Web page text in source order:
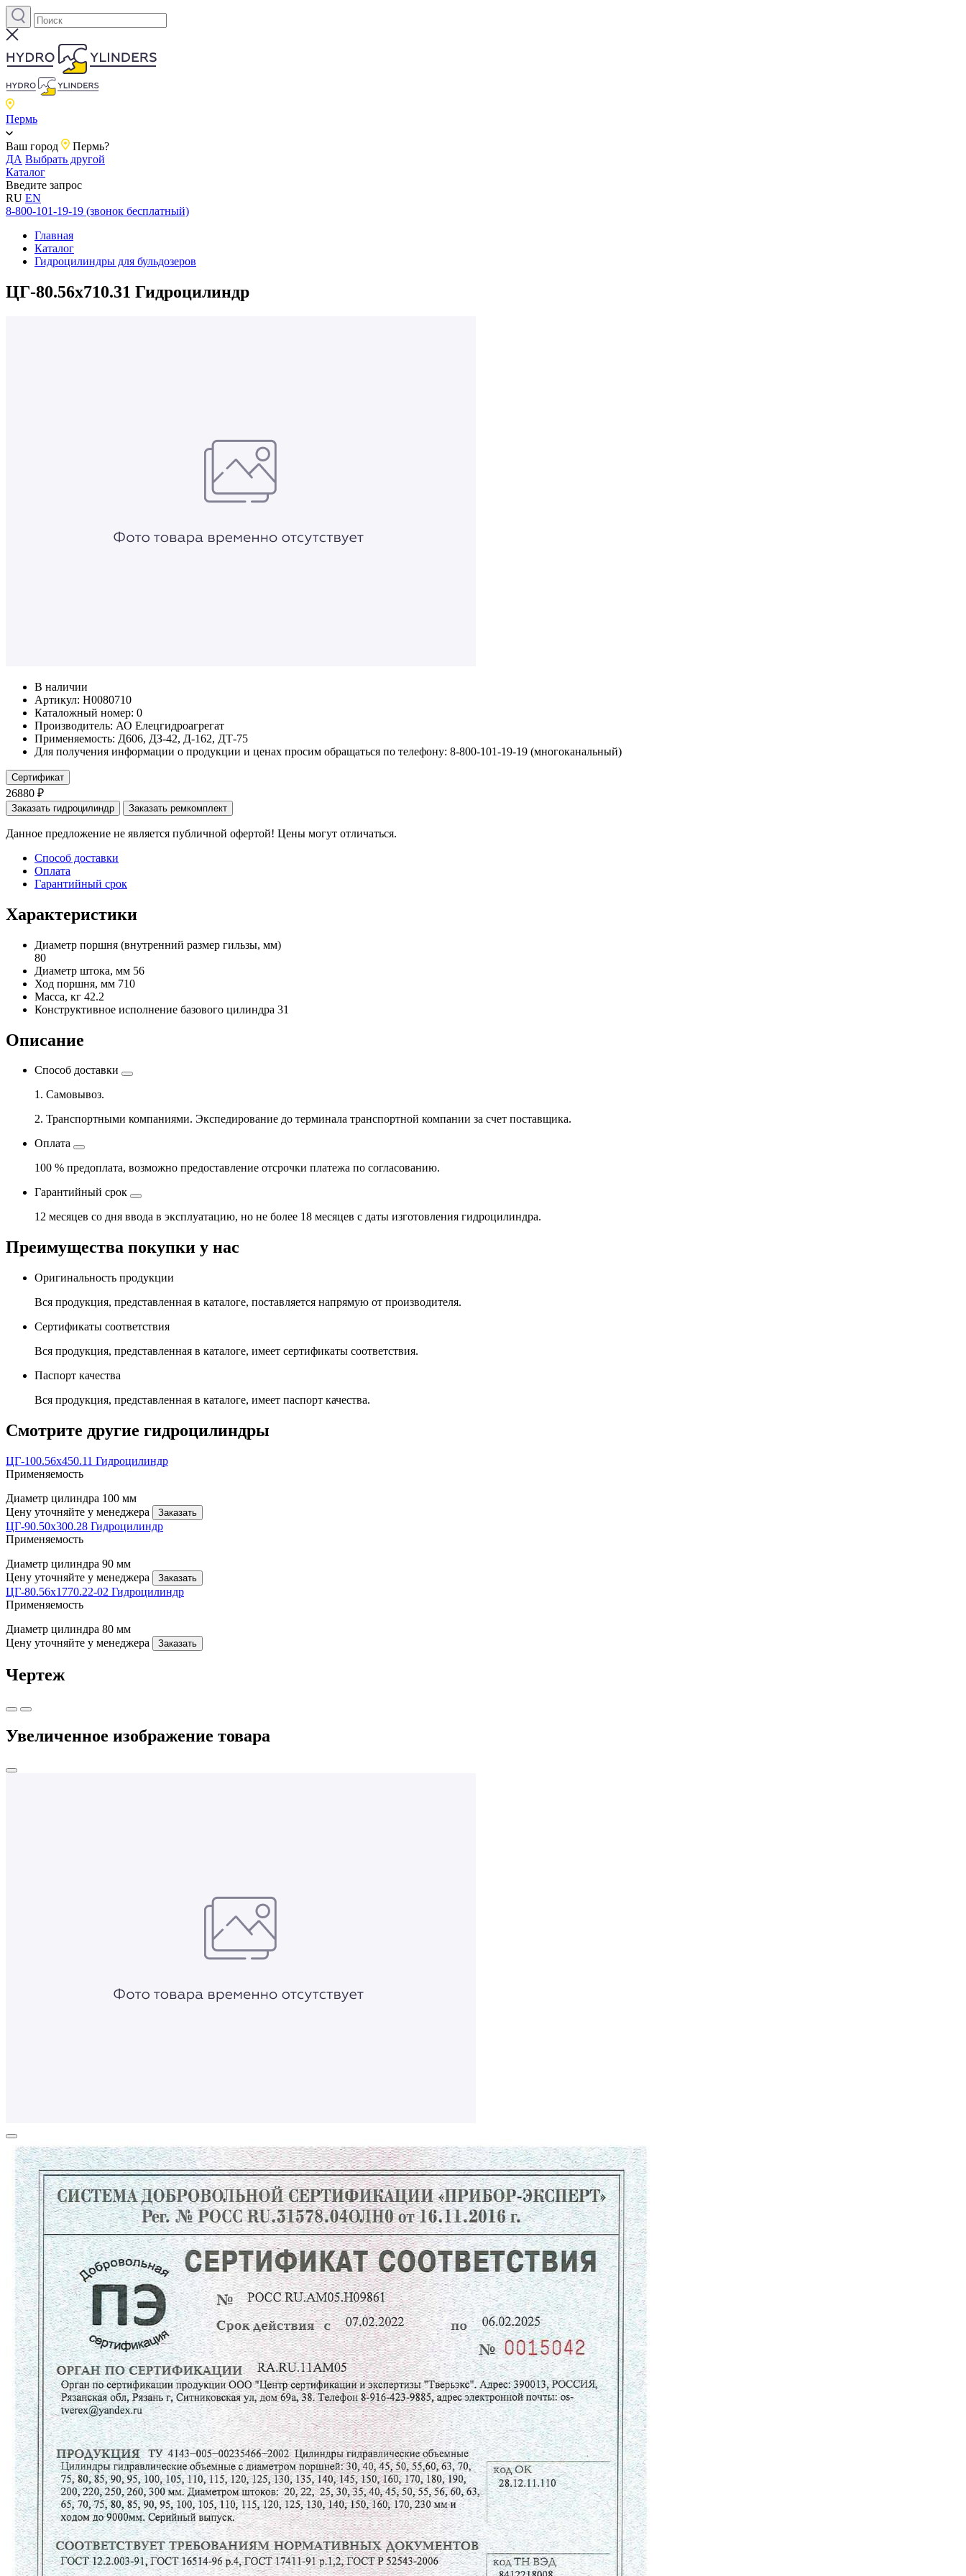
Пермь
Ваш город
Пермь?
ДА Выбрать другой
Каталог
Введите запрос
RU EN
8-800-101-19-19 (звонок бесплатный)
Главная
Каталог
Гидроцилиндры для бульдозеров
ЦГ-80.56х710.31 Гидроцилиндр
В наличии
Артикул: Н0080710
Каталожный номер: 0
Производитель: АО Елецгидроагрегат
Применяемость: Д606, ДЗ-42, Д-162, ДТ-75
Для получения информации о продукции и ценах просим обращаться по телефону: 8-800-101-19-19 (многоканальный)
Сертификат
26880 ₽
Заказать гидроцилиндр Заказать ремкомплект
Данное предложение не является публичной офертой! Цены могут отличаться.
Способ доставки
Оплата
Гарантийный срок
Характеристики
Диаметр поршня (внутренний размер гильзы, мм)
80
Диаметр штока, мм 56
Ход поршня, мм 710
Масса, кг 42.2
Конструктивное исполнение базового цилиндра 31
Описание
Способ доставки
1. Самовывоз.
2. Транспортными компаниями. Экспедирование до терминала транспортной компании за счет поставщика.
Оплата
100 % предоплата, возможно предоставление отсрочки платежа по согласованию.
Гарантийный срок
12 месяцев со дня ввода в эксплуатацию, но не более 18 месяцев с даты изготовления гидроцилиндра.
Преимущества покупки у нас
Оригинальность продукции
Вся продукция, представленная в каталоге, поставляется напрямую от производителя.
Сертификаты соответствия
Вся продукция, представленная в каталоге, имеет сертификаты соответствия.
Паспорт качества
Вся продукция, представленная в каталоге, имеет паспорт качества.
Смотрите другие гидроцилиндры
ЦГ-100.56х450.11 Гидроцилиндр
Применяемость
Диаметр цилиндра 100 мм
Цену уточняйте у менеджера
Заказать
ЦГ-90.50х300.28 Гидроцилиндр
Применяемость
Диаметр цилиндра 90 мм
Цену уточняйте у менеджера
Заказать
ЦГ-80.56х1770.22-02 Гидроцилиндр
Применяемость
Диаметр цилиндра 80 мм
Цену уточняйте у менеджера
Заказать
Чертеж
Увеличенное изображение товара